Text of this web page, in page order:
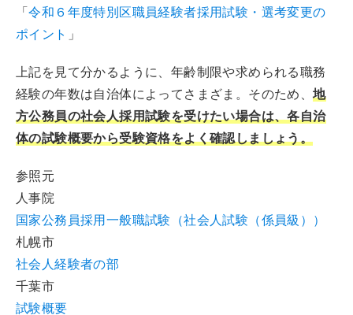
「令和６年度特別区職員経験者採用試験・選考変更の
ポイント 」
上記を見て分かるように、年齢制限や求められる職務
経験の年数は自治体によってさまざま。そのため、地
方公務員の社会人採用試験を受けたい場合は、各自治
体の試験概要から受験資格をよく確認しましょう。
参照元
人事院
国家公務員採用一般職試験（社会人試験（係員級））
札幌市
社会人経験者の部
千葉市
試験概要